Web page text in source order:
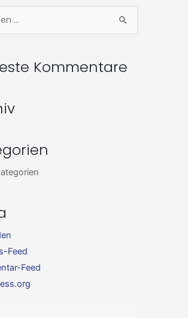
Kommentare
Feed
Feed